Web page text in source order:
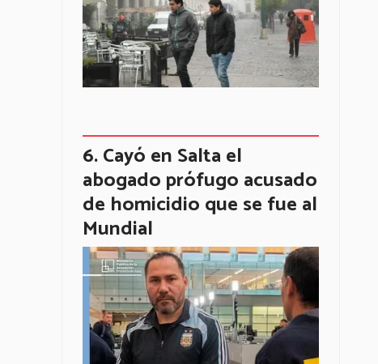
Cayó en Salta el
abogado prófugo acusado
de homicidio que se fue al
Mundial